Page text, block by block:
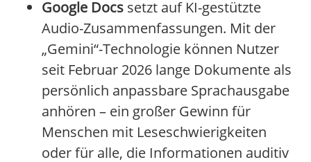
Google Docs setzt auf KI-gestützte
Audio-Zusammenfassungen. Mit der
„Gemini“-Technologie können Nutzer
seit Februar 2026 lange Dokumente als
persönlich anpassbare Sprachausgabe
anhören – ein großer Gewinn für
Menschen mit Leseschwierigkeiten
oder für alle, die Informationen auditiv